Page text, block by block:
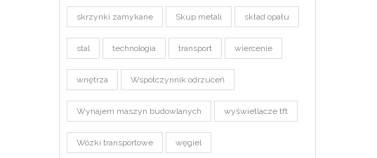
skrzynki zamykane Skup metali skład opału
stal technologia transport wiercenie
wnętrza Współczynnik odrzuceń
Wynajem maszyn budowlanych wyświetlacze tft
Wózki transportowe węgiel